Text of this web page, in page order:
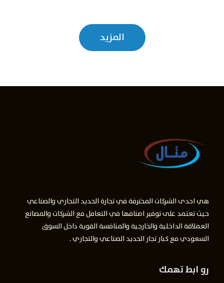
المزيد
هي احدى الشركات المحترفة في تجارة الحديد التجاري والصناعي
حيث تعتمد على توفير اصنافها في التعامل مع الشركات والمصانع
العملاقة الداخلية والخارجية والمنافسة القوية داخل السوق
السعودي مع كبار تجار الحديد الصناعي والتجاري .
رو ابط تهمك